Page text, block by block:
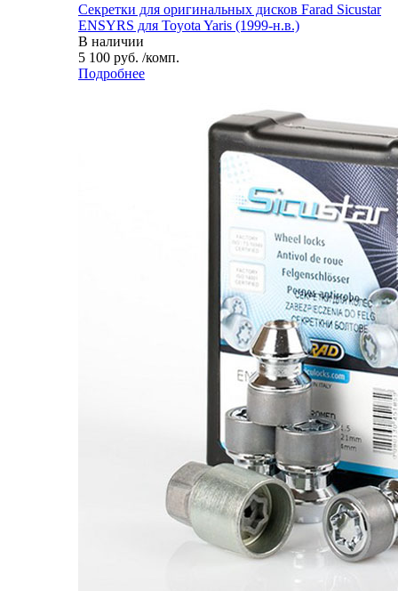
Секретки для оригинальных дисков Farad Sicustar
ENSYRS для Toyota Yaris (1999-н.в.)
В наличии
5 100 руб. /комп.
Подробнее